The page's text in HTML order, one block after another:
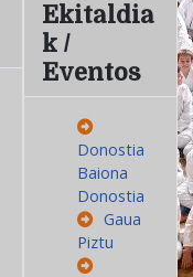
Ekitaldia
k /
Eventos
Donostia
Baiona
Donostia
Gaua
Piztu